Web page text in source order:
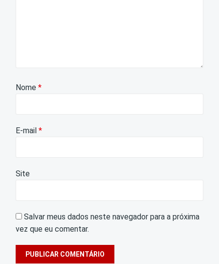
Nome *
E-mail *
Site
Salvar meus dados neste navegador para a próxima
vez que eu comentar.